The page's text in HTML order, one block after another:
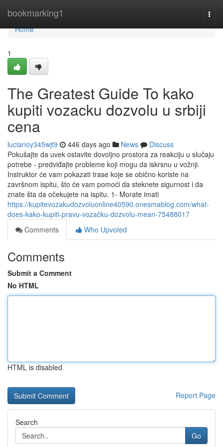
bookmarking1
Home
Home
1
The Greatest Guide To kako
kupiti vozacku dozvolu u srbiji
cena
lucianoy345wjt9 446 days ago News
Discuss
Pokušajte da uvek ostavite dovoljno prostora za reakciju u slučaju
potrebe - predviđajte probleme koji mogu da iskrsnu u vožnji.
Instruktor će vam pokazati trase koje se obično koriste na
završnom ispitu, što će vam pomoći da steknete sigurnost i da
znate šta da očekujete na ispitu. 1- Morate imati
https://kupitevozakudozvoluonline40590.onesmablog.com/what-
does-kako-kupiti-pravu-vozačku-dozvolu-mean-75488017
Comments
Who Upvoted
Comments
Submit a Comment
No HTML
HTML is disabled
Report Page
Search
Go